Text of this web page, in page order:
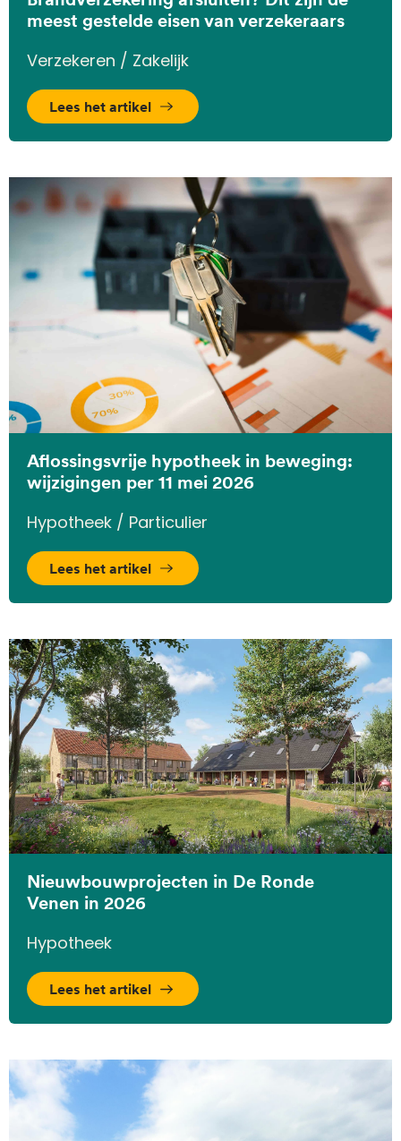
meest gestelde eisen van verzekeraars
Verzekeren / Zakelijk
Lees het artikel
Aflossingsvrije hypotheek in beweging:
wijzigingen per 11 mei 2026
Hypotheek / Particulier
Lees het artikel
Nieuwbouwprojecten in De Ronde
Venen in 2026
Hypotheek
Lees het artikel